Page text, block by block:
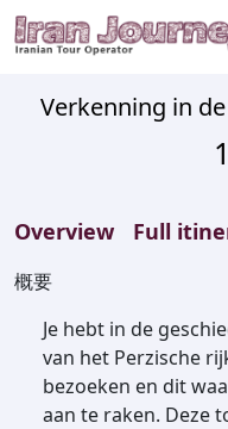
Verkenning in
Overview Full
概要
Je hebt in de
van het Perzische
bezoeken en dit
aan te raken. Deze